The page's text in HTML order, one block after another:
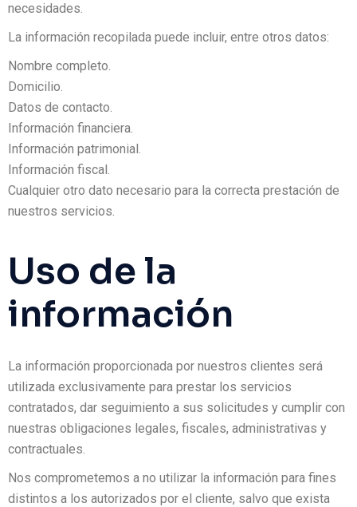
necesidades.
La información recopilada puede incluir, entre otros datos:
Nombre completo.
Domicilio.
Datos de contacto.
Información financiera.
Información patrimonial.
Información fiscal.
Cualquier otro dato necesario para la correcta prestación de
nuestros servicios.
Uso de la
información
La información proporcionada por nuestros clientes será
utilizada exclusivamente para prestar los servicios
contratados, dar seguimiento a sus solicitudes y cumplir con
nuestras obligaciones legales, fiscales, administrativas y
contractuales.
Nos comprometemos a no utilizar la información para fines
distintos a los autorizados por el cliente, salvo que exista